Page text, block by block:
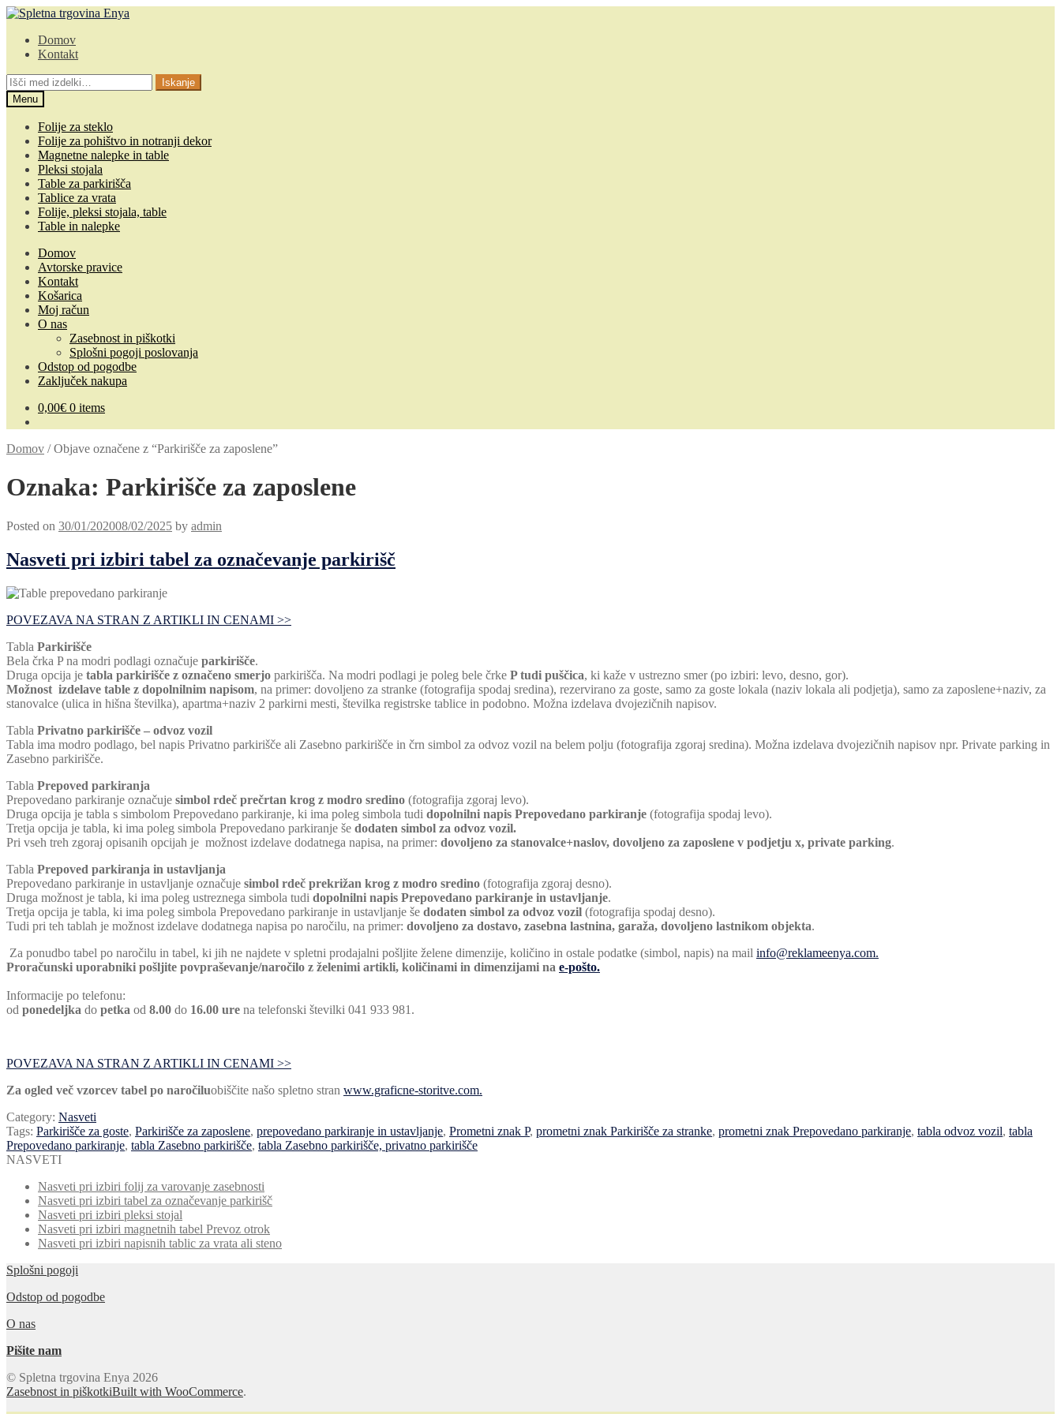
Skip
navigation
Skip
contentDomov
Kontakt
Išči:
Iskanje
Menu
Folije za steklo
Folije za pohištvo in notranji dekor
Magnetne nalepke in table
Pleksi stojala
Table za parkirišča
Tablice za vrata
Folije, pleksi stojala, table
Table in nalepke
Domov
Avtorske pravice
Kontakt
Košarica
Moj račun
O nas
Zasebnost in piškotki
Splošni pogoji poslovanja
Odstop od pogodbe
Zaključek nakupa
0,00€ 0 items
Domov /Objave označene z “Parkirišče za zaposlene”
Oznaka: Parkirišče za zaposlene
Posted on 30/01/202008/02/2025 by admin
Nasveti pri izbiri tabel za označevanje parkirišč
POVEZAVA NA STRAN Z ARTIKLI IN CENAMI >>
Tabla Parkirišče
Bela črka P na modri podlagi označuje parkirišče.
Druga opcija je tabla parkirišče z označeno smerjo parkirišča. Na modri podlagi je poleg bele črke P tudi puščica, ki kaže v ustrezno smer (po izbiri: levo, desno, gor).
Možnost izdelave table z dopolnilnim napisom, na primer: dovoljeno za stranke (fotografija spodaj sredina), rezervirano za goste, samo za goste lokala (naziv lokala ali podjetja), samo za zaposlene+naziv, za
stanovalce (ulica in hišna številka), apartma+naziv 2 parkirni mesti, številka registrske tablice in podobno. Možna izdelava dvojezičnih napisov.
Tabla Privatno parkirišče – odvoz vozil
Tabla ima modro podlago, bel napis Privatno parkirišče ali Zasebno parkirišče in črn simbol za odvoz vozil na belem polju (fotografija zgoraj sredina). Možna izdelava dvojezičnih napisov npr. Private parking in
Zasebno parkirišče.
Tabla Prepoved parkiranja
Prepovedano parkiranje označuje simbol rdeč prečrtan krog z modro sredino (fotografija zgoraj levo).
Druga opcija je tabla s simbolom Prepovedano parkiranje, ki ima poleg simbola tudi dopolnilni napis Prepovedano parkiranje (fotografija spodaj levo).
Tretja opcija je tabla, ki ima poleg simbola Prepovedano parkiranje še dodaten simbol za odvoz vozil.
Pri vseh treh zgoraj opisanih opcijah je možnost izdelave dodatnega napisa, na primer: dovoljeno za stanovalce+naslov, dovoljeno za zaposlene v podjetju x, private parking.
Tabla Prepoved parkiranja in ustavljanja
Prepovedano parkiranje in ustavljanje označuje simbol rdeč prekrižan krog z modro sredino (fotografija zgoraj desno).
Druga možnost je tabla, ki ima poleg ustreznega simbola tudi dopolnilni napis Prepovedano parkiranje in ustavljanje.
Tretja opcija je tabla, ki ima poleg simbola Prepovedano parkiranje in ustavljanje še dodaten simbol za odvoz vozil (fotografija spodaj desno).
Tudi pri teh tablah je možnost izdelave dodatnega napisa po naročilu, na primer: dovoljeno za dostavo, zasebna lastnina, garaža, dovoljeno lastnikom objekta.
Za ponudbo tabel po naročilu in tabel, ki jih ne najdete v spletni prodajalni pošljite želene dimenzije, količino in ostale podatke (simbol, napis) na mail info@reklameenya.com.
Proračunski uporabniki pošljite povpraševanje/naročilo z želenimi artikli, količinami in dimenzijami na e-pošto.
Informacije po telefonu:
od ponedeljka do petka od 8.00 do 16.00 ure na telefonski številki 041 933 981.
POVEZAVA NA STRAN Z ARTIKLI IN CENAMI >>
Za ogled več vzorcev tabel po naročiluobiščite našo spletno stran www.graficne-storitve.com.
Category: Nasveti
Tags: Parkirišče za goste, Parkirišče za zaposlene, prepovedano parkiranje in ustavljanje, Prometni znak P, prometni znak Parkirišče za stranke, prometni znak Prepovedano parkiranje, tabla odvoz vozil, tabla
Prepovedano parkiranje, tabla Zasebno parkirišče, tabla Zasebno parkirišče, privatno parkirišče
NASVETI
Nasveti pri izbiri folij za varovanje zasebnosti
Nasveti pri izbiri tabel za označevanje parkirišč
Nasveti pri izbiri pleksi stojal
Nasveti pri izbiri magnetnih tabel Prevoz otrok
Nasveti pri izbiri napisnih tablic za vrata ali steno
Splošni pogoji
Odstop od pogodbe
O nas
Pišite nam
© Spletna trgovina Enya 2026
Zasebnost in piškotkiBuilt with WooCommerce.